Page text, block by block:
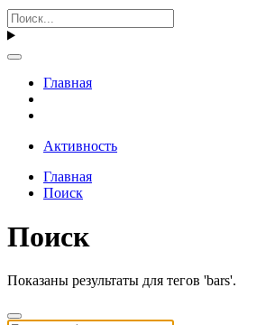
Главная
Активность
Главная
Поиск
Поиск
Показаны результаты для тегов 'bars'.